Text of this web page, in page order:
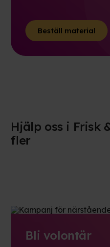
Beställ material
Hjälp oss i Frisk
fler
Bli volontär